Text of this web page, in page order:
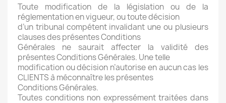
Toute modification de la législation ou de la
réglementation en vigueur, ou toute décision
d’un tribunal compétent invalidant une ou plusieurs
clauses des présentes Conditions
Générales ne saurait affecter la validité des
présentes Conditions Générales. Une telle
modification ou décision n’autorise en aucun cas les
CLIENTS à méconnaître les présentes
Conditions Générales.
Toutes conditions non expressément traitées dans